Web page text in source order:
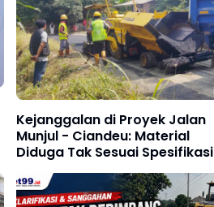
Kejanggalan di Proyek Jalan
Munjul - Ciandeu: Material
Diduga Tak Sesuai Spesifikasi